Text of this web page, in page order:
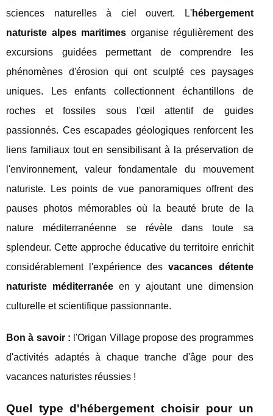
sciences naturelles à ciel ouvert. L'hébergement
naturiste alpes maritimes organise régulièrement des
excursions guidées permettant de comprendre les
phénomènes d'érosion qui ont sculpté ces paysages
uniques. Les enfants collectionnent échantillons de
roches et fossiles sous l'œil attentif de guides
passionnés. Ces escapades géologiques renforcent les
liens familiaux tout en sensibilisant à la préservation de
l'environnement, valeur fondamentale du mouvement
naturiste. Les points de vue panoramiques offrent des
pauses photos mémorables où la beauté brute de la
nature méditerranéenne se révèle dans toute sa
splendeur. Cette approche éducative du territoire enrichit
considérablement l'expérience desvacances détente
naturiste méditerranée en y ajoutant une dimension
culturelle et scientifique passionnante.
Bon à savoir : l'Origan Village propose des programmes
d'activités adaptés à chaque tranche d'âge pour des
vacances naturistes réussies !
Quel type d'hébergement choisir pour un